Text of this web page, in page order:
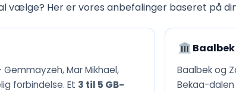
vælge? Her er vores anbefalinger baseret på
Mar Mikhael,
forbindelse. Et 3 til 5 GB-
Baalbek og
Bekaa-